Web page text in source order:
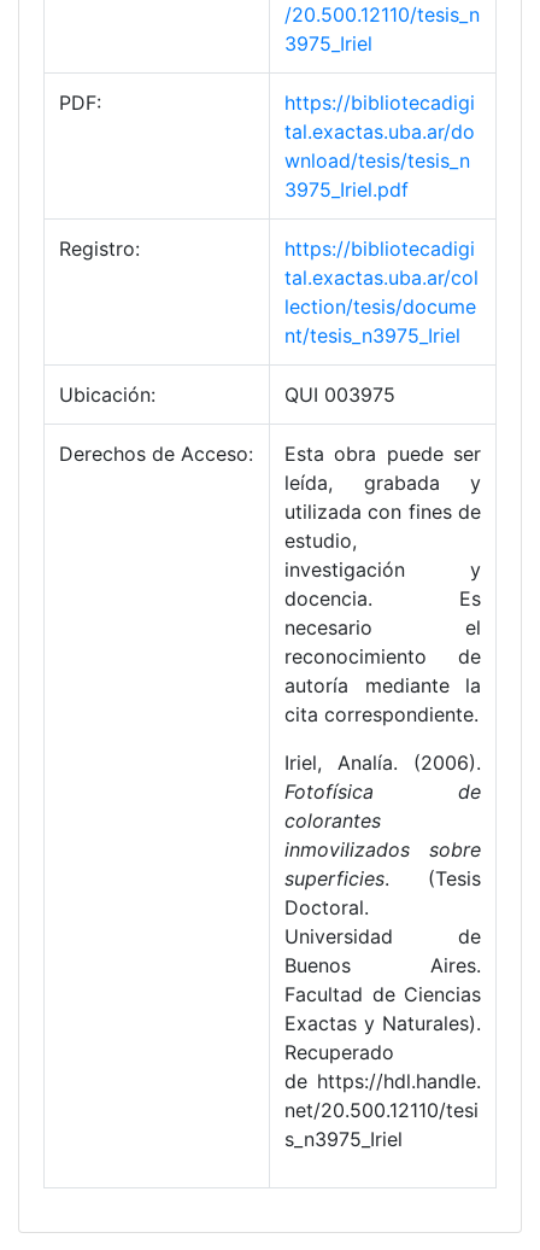
/20.500.12110/tesis_n
3975_Iriel
PDF:
https://bibliotecadigi
tal.exactas.uba.ar/do
wnload/tesis/tesis_n
3975_Iriel.pdf
Registro:
https://bibliotecadigi
tal.exactas.uba.ar/col
lection/tesis/docume
nt/tesis_n3975_Iriel
Ubicación: QUI 003975
Derechos de Acceso:
Esta obra puede ser
leída, grabada y
utilizada con fines de
estudio,
investigación y
docencia. Es
necesario el
reconocimiento de
autoría mediante la
cita correspondiente.
Iriel, Analía. (2006).
Fotofísica de
colorantes
inmovilizados sobre
superficies. (Tesis
Doctoral.
Universidad de
Buenos Aires.
Facultad de Ciencias
Exactas y Naturales).
Recuperado
de https://hdl.handle.
net/20.500.12110/tesi
s_n3975_Iriel